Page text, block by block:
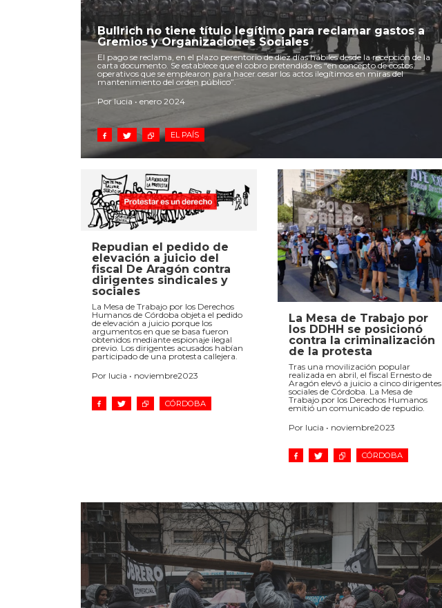
Bullrich no tiene título legítimo para reclamar gastos a
Gremios y Organizaciones Sociales
El pago se reclama, en el plazo perentorio de diez días hábiles desde la recepción de la
carta documento. Se establece que el cobro pretendido es “en concepto de costos
operativos que se emplearon para hacer cesar los actos ilegítimos en miras del
mantenimiento del orden público”.
Por lucia • enero 2024
EL PAÍS
Repudian el pedido de
elevación a juicio del
fiscal De Aragón contra
dirigentes sindicales y
sociales
La Mesa de Trabajo por los Derechos
Humanos de Córdoba objeta el pedido
de elevación a juicio porque los
argumentos en que se basa fueron
obtenidos mediante espionaje ilegal
previo. Los dirigentes acusados habían
participado de una protesta callejera.
Por lucia • noviembre2023
CÓRDOBA
La Mesa de Trabajo por
los DDHH se posicionó
contra la criminalización
de la protesta
Tras una movilización popular
realizada en abril, el fiscal Ernesto de
Aragón elevó a juicio a cinco dirigentes
sociales de Córdoba. La Mesa de
Trabajo por los Derechos Humanos
emitió un comunicado de repudio.
Por lucia • noviembre2023
CÓRDOBA